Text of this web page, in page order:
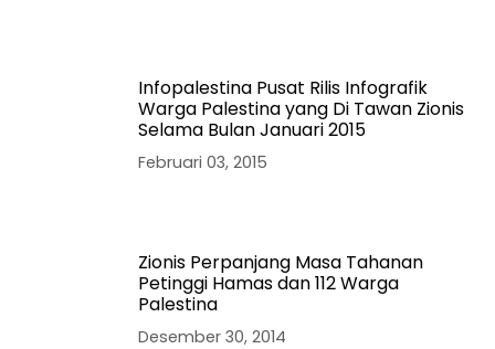
Infopalestina Pusat Rilis Infografik
Warga Palestina yang Di Tawan Zionis
Selama Bulan Januari 2015
Februari 03, 2015
Zionis Perpanjang Masa Tahanan
Petinggi Hamas dan 112 Warga
Palestina
Desember 30, 2014